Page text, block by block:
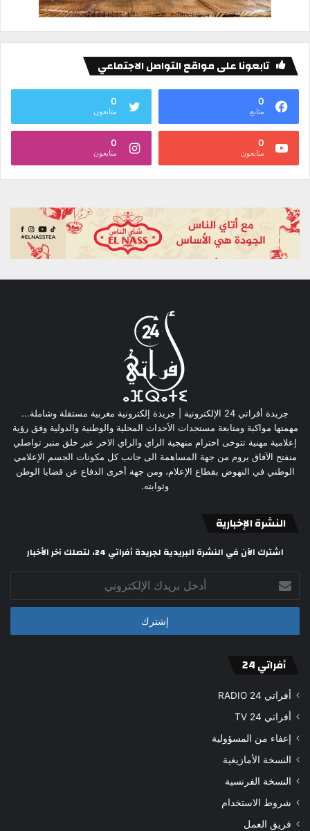
تابعونا على مواقع التواصل الاجتماعي
0
متابع
0
متابعون
0
متابعون
0
متابعون
جريدة أفراتي 24 الإلكترونية | جريدة إلكترونية مغربية مستقلة وشاملة...
مهمتها مواكبة ومتابعة مستجدات الأحداث المحلية والوطنية والدولية وفق رؤية
إعلامية مهنية تتوخى احترام منهجية الراي والراي الاخر عبر خلق منبر تواصلي
منفتح الآفاق يروم من جهة المساهمة الى جانب كل مكونات الجسم الإعلامي
الوطني في النهوض بقطاع الإعلام، ومن جهة أخرى الدفاع عن قضايا الوطن
وثوابته.
النشرة الإخبارية
اشترك الآن في النشرة البريدية لجريدة أفراتي 24، لتصلك آخر الأخبار
أدخل
بريدك
الإلكتروني
أفراتي 24
أفراتي 24 RADIO
أفراتي 24 TV
إعفاء من المسؤولية
النسخة الأمازيغية
النسخة الفرنسية
شروط الاستخدام
فريق العمل